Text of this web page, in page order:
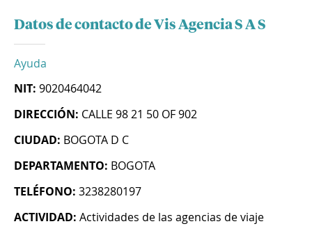
Datos de contacto de Vis Agencia S A S
Ayuda
NIT: 9020464042
DIRECCIÓN: CALLE 98 21 50 OF 902
CIUDAD: BOGOTA D C
DEPARTAMENTO: BOGOTA
TELÉFONO: 3238280197
ACTIVIDAD: Actividades de las agencias de viaje